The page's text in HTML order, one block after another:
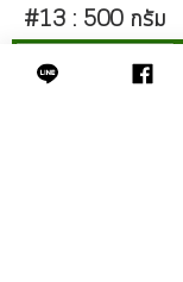
#13 : 500 กรัม